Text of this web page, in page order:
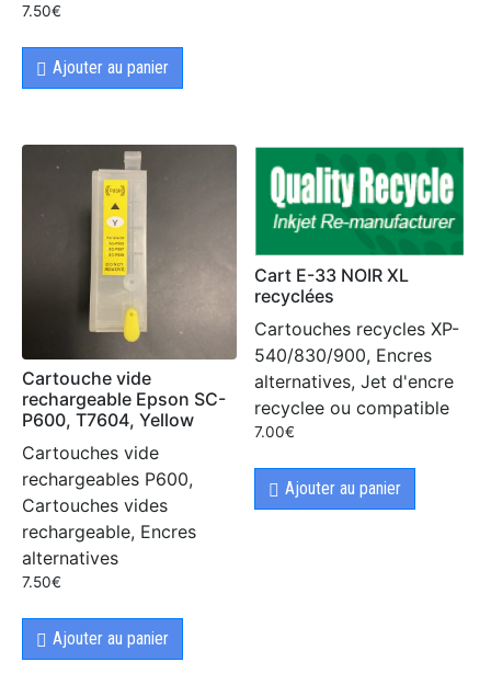
7.50€
Ajouter au panier
Cartouche vide
rechargeable Epson SC-
P600, T7604, Yellow
Cartouches vide
rechargeables P600,
Cartouches vides
rechargeable, Encres
alternatives
7.50€
Ajouter au panier
Cart E-33 NOIR XL
recyclées
Cartouches recycles XP-
540/830/900, Encres
alternatives, Jet d'encre
recyclee ou compatible
7.00€
Ajouter au panier